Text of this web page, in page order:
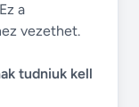
a
vezethet.
tudniuk kell